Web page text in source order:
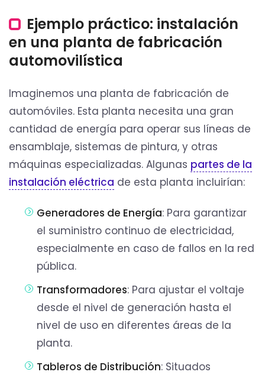
Ejemplo práctico: instalación
en una planta de fabricación
automovilística
Imaginemos una planta de fabricación de
automóviles. Esta planta necesita una gran
cantidad de energía para operar sus líneas de
ensamblaje, sistemas de pintura, y otras
máquinas especializadas. Algunas partes de la
instalación eléctrica de esta planta incluirían:
Generadores de Energía: Para garantizar
el suministro continuo de electricidad,
especialmente en caso de fallos en la red
pública.
Transformadores: Para ajustar el voltaje
desde el nivel de generación hasta el
nivel de uso en diferentes áreas de la
planta.
Tableros de Distribución: Situados